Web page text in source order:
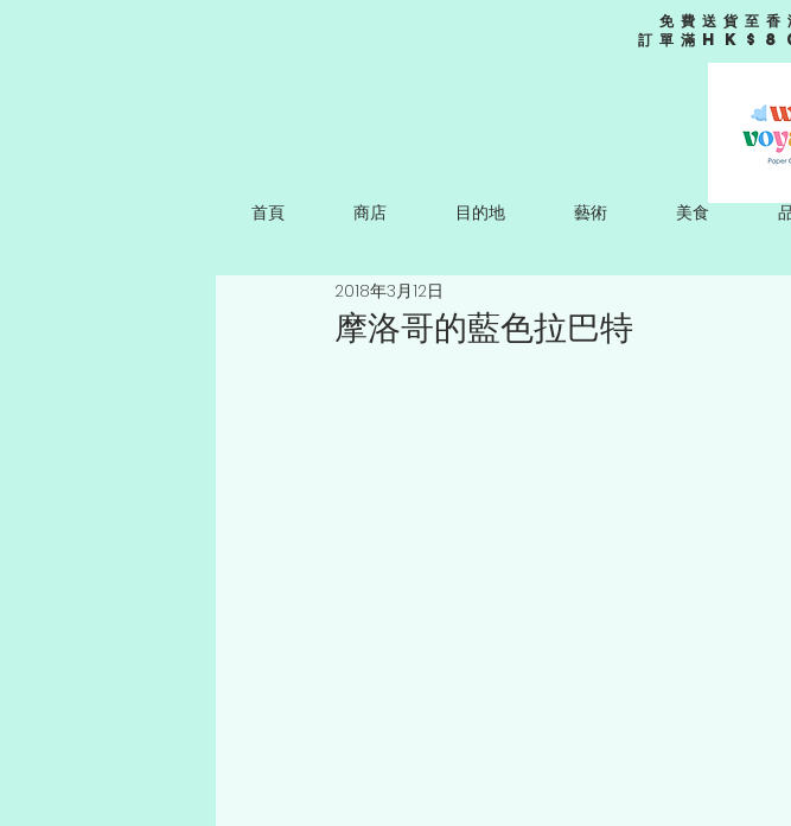
免費送貨至香
訂單滿
首頁 商店 目的地 藝術 美食
摩洛哥的藍色拉巴特
2018年3月12日